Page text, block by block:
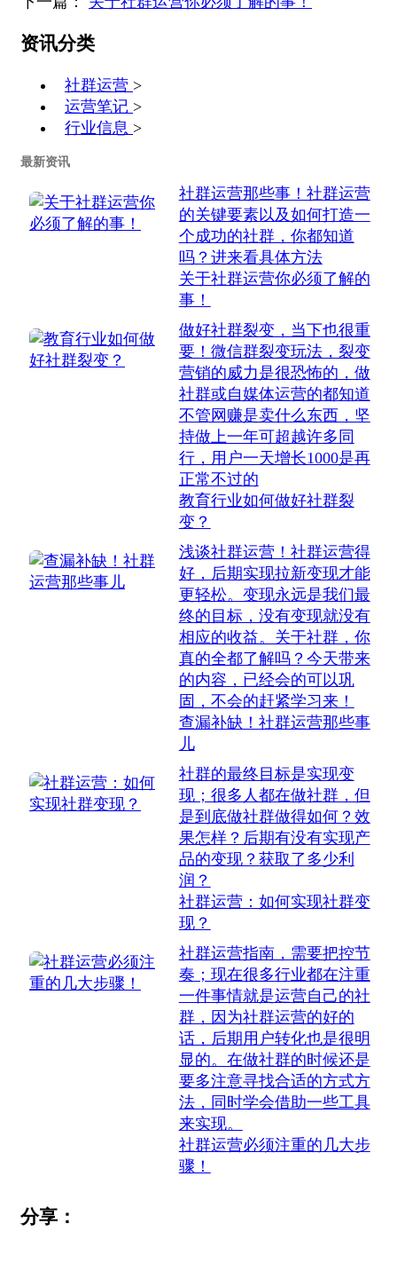
资讯分类
社群运营 >
运营笔记 >
行业信息 >
最新资讯
社群运营那些事！社群运营
的关键要素以及如何打造一
个成功的社群，你都知道
吗？进来看具体方法
关于社群运营你必须了解的
事！
做好社群裂变，当下也很重
要！微信群裂变玩法，裂变
营销的威力是很恐怖的，做
社群或自媒体运营的都知道
不管网赚是卖什么东西，坚
持做上一年可超越许多同
行，用户一天增长1000是再
正常不过的
教育行业如何做好社群裂
变？
浅谈社群运营！社群运营得
好，后期实现拉新变现才能
更轻松。变现永远是我们最
终的目标，没有变现就没有
相应的收益。关于社群，你
真的全都了解吗？今天带来
的内容，已经会的可以巩
固，不会的赶紧学习来！
查漏补缺！社群运营那些事
儿
社群的最终目标是实现变
现；很多人都在做社群，但
是到底做社群做得如何？效
果怎样？后期有没有实现产
品的变现？获取了多少利
润？
社群运营：如何实现社群变
现？
社群运营指南，需要把控节
奏；现在很多行业都在注重
一件事情就是运营自己的社
群，因为社群运营的好的
话，后期用户转化也是很明
显的。在做社群的时候还是
要多注意寻找合适的方式方
法，同时学会借助一些工具
来实现。
社群运营必须注重的几大步
骤！
分享：